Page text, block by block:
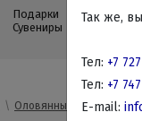
Подарки
Сувениры
бытовая
Оловянные солдатики
Так же,
Тел: +7
Тел: +7
E-mail: